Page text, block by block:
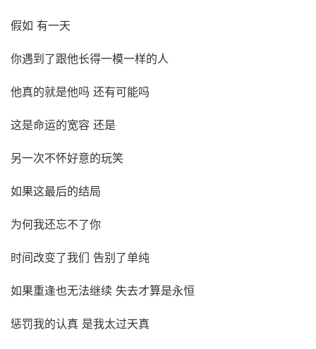
假如 有一天
你遇到了跟他长得一模一样的人
他真的就是他吗 还有可能吗
这是命运的宽容 还是
另一次不怀好意的玩笑
如果这最后的结局
为何我还忘不了你
时间改变了我们 告别了单纯
如果重逢也无法继续 失去才算是永恒
惩罚我的认真 是我太过天真